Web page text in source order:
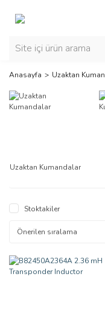
Anasayfa Uzaktan
Uzaktan Kumandalar
Stoktakiler